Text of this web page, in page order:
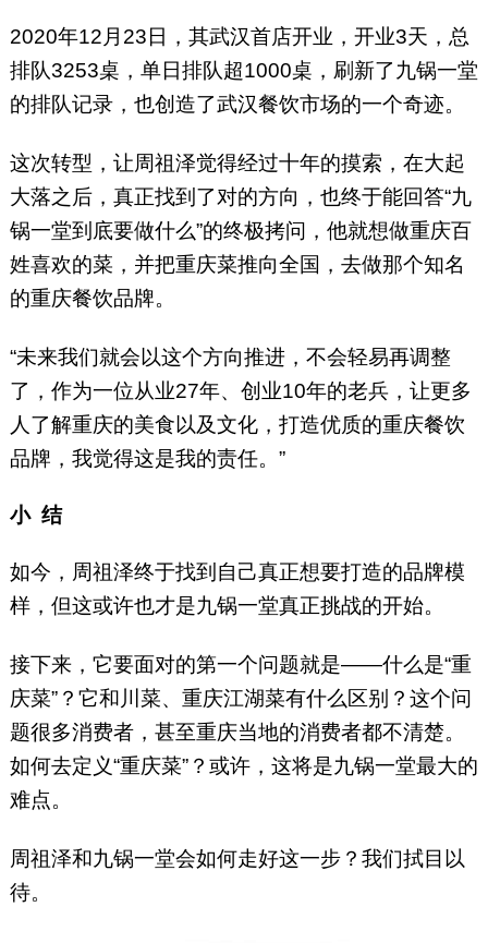
2020年12月23日，其武汉首店开业，开业3天，总
排队3253桌，单日排队超1000桌，刷新了九锅一堂
的排队记录，也创造了武汉餐饮市场的一个奇迹。
这次转型，让周祖泽觉得经过十年的摸索，在大起
大落之后，真正找到了对的方向，也终于能回答“九
锅一堂到底要做什么”的终极拷问，他就想做重庆百
姓喜欢的菜，并把重庆菜推向全国，去做那个知名
的重庆餐饮品牌。
“未来我们就会以这个方向推进，不会轻易再调整
了，作为一位从业27年、创业10年的老兵，让更多
人了解重庆的美食以及文化，打造优质的重庆餐饮
品牌，我觉得这是我的责任。”
小 结
如今，周祖泽终于找到自己真正想要打造的品牌模
样，但这或许也才是九锅一堂真正挑战的开始。
接下来，它要面对的第一个问题就是——什么是“重
庆菜”？它和川菜、重庆江湖菜有什么区别？这个问
题很多消费者，甚至重庆当地的消费者都不清楚。
如何去定义“重庆菜”？或许，这将是九锅一堂最大的
难点。
周祖泽和九锅一堂会如何走好这一步？我们拭目以
待。